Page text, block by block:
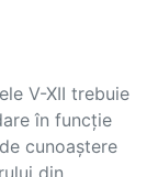
V-XII trebuie
în funcție
cunoaștere
din…